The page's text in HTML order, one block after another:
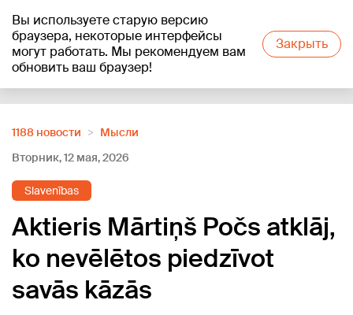
Вы используете старую версию
браузера, некоторые интерфейсы
могут работать. Мы рекомендуем вам
обновить ваш браузер!
Закрыть
+26°C
1188 новости
Мысли
Вторник, 12 мая, 2026
Slavenības
Aktieris Mārtiņš Počs atklāj,
ko nevēlētos piedzīvot
savās kāzās